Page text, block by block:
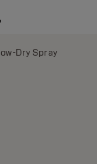
Dry Spray